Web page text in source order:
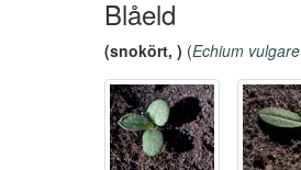
Blåeld
(snokört, ) (Echium vulgare